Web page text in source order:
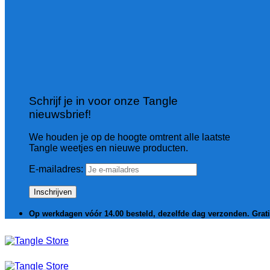
Schrijf je in voor onze Tangle
nieuwsbrief!
We houden je op de hoogte omtrent alle laatste
Tangle weetjes en nieuwe producten.
E-mailadres:
Op werkdagen vóór 14.00 besteld, dezelfde dag verzonden.